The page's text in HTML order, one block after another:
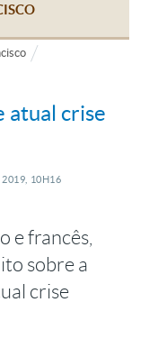
atual crise
2019, 10H16
e francês,
sobre a
crise